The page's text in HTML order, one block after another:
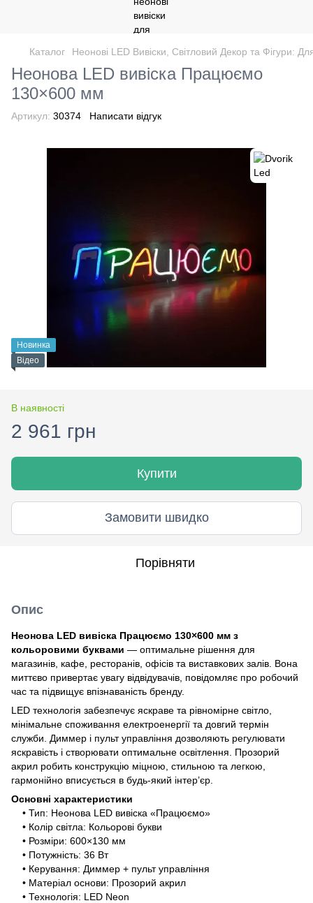
Каталог Неонові LED Вивіски, Світловий Декор та Фігури:
Неонова LED вивіска Працюємо
130×600 мм
Артикул: 30374 Написати відгук
Новинка
Відео
В наявності
2 961 грн
Купити
Замовити швидко
Порівняти
Опис
Неонова LED вивіска Працюємо 130×600 мм з
кольоровими буквами — оптимальне рішення для
магазинів, кафе, ресторанів, офісів та виставкових залів. Вона
миттєво привертає увагу відвідувачів, повідомляє про робочий
час та підвищує впізнаваність бренду.
LED технологія забезпечує яскраве та рівномірне світло,
мінімальне споживання електроенергії та довгий термін
служби. Диммер і пульт управління дозволяють регулювати
яскравість і створювати оптимальне освітлення. Прозорий
акрил робить конструкцію міцною, стильною та легкою,
гармонійно вписується в будь-який інтер’єр.
Основні характеристики
• Тип: Неонова LED вивіска «Працюємо»
• Колір світла: Кольорові букви
• Розміри: 600×130 мм
• Потужність: 36 Вт
• Керування: Диммер + пульт управління
• Матеріал основи: Прозорий акрил
• Технологія: LED Neon